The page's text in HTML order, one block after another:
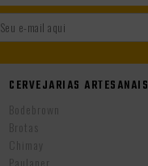
CERVEJARIAS ARTESANAIS
Bodebrown
Brotas
Chimay
Paulaner